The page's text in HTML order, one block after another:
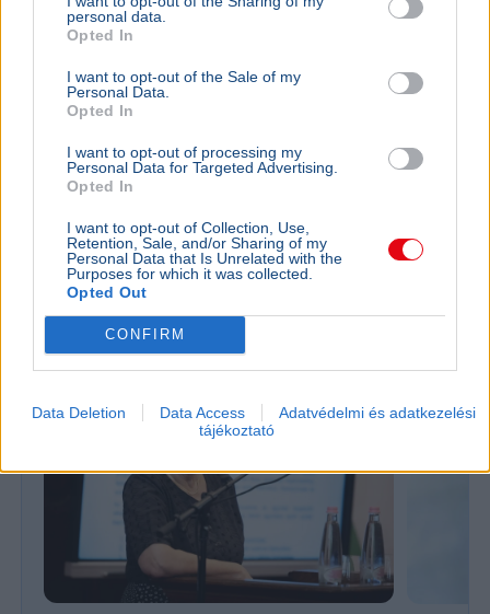
personal data.
Opted In
I want to opt-out of the Sale of my
Personal Data.
Opted In
I want to opt-out of processing my
Personal Data for Targeted Advertising.
Opted In
I want to opt-out of Collection, Use,
Retention, Sale, and/or Sharing of my
Personal Data that Is Unrelated with the
Purposes for which it was collected.
Opted Out
CONFIRM
Data Deletion Data Access
Adatvédelmi és adatkezelési
tájékoztató
Karácsony Gergely Duna
Karácsony Gergely bejelentette: elkerítik a Duna-meder
szennyezett részét az egykori Óbudai Gázgyár
területén, elindulhat a kármentesítés.Bővebben...
Oktatás